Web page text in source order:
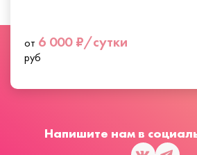
от 6 000 ₽/сутки
руб
Напишите нам в